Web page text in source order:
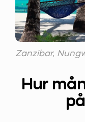
Zanzibar,
Hur